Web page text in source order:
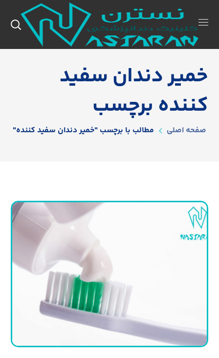
خمیر دندان سفید
کننده برچسب
صفحه اصلی مطالب با برچسب "خمیر دندان سفید کننده"